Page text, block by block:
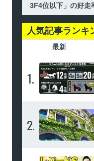
3F4位以下」の好走
人気記事ランキ
最新
1.
2.